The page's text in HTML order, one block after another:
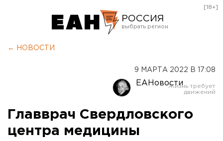
РОССИЯ
Оренбург
[18+]
← НОВОСТИ
9 МАРТА 2022 В 17:08
ЕАНовости
Главврач Свердловского
центра медицины